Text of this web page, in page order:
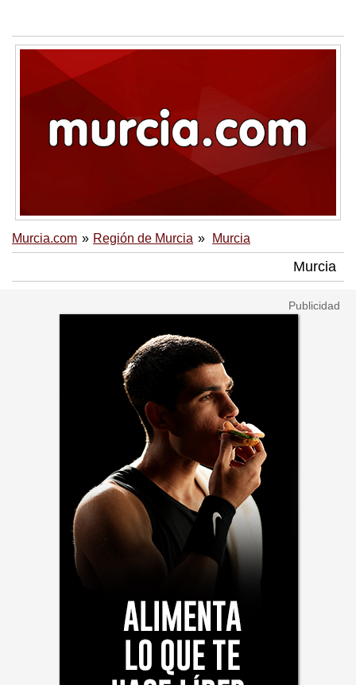
Murcia.com Región de Murcia Murcia
Murcia